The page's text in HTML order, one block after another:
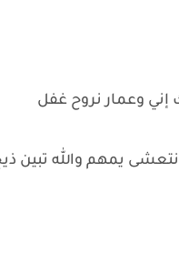
إني وعمار نروح غفل
يمهم والله تبين